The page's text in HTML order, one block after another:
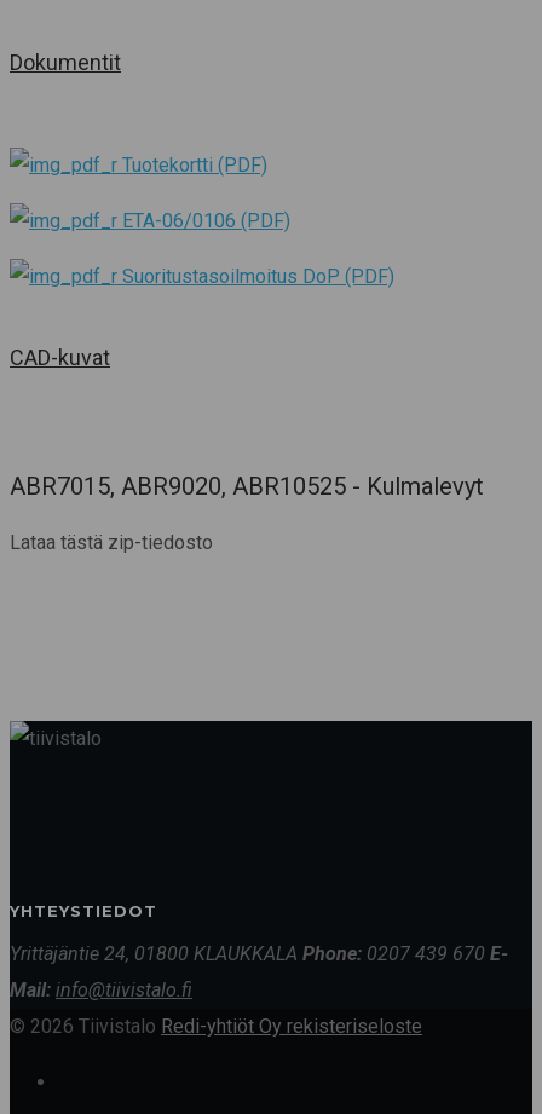
Dokumentit
Tuotekortti (PDF)
ETA-06/0106 (PDF)
Suoritustasoilmoitus DoP (PDF)
CAD-kuvat
ABR7015, ABR9020, ABR10525 - Kulmalevyt
Lataa tästä zip-tiedosto
YHTEYSTIEDOT
Yrittäjäntie 24, 01800 KLAUKKALA Phone: 0207 439 670 E-
Mail: info@tiivistalo.fi
© 2026 Tiivistalo Redi-yhtiöt Oy rekisteriseloste